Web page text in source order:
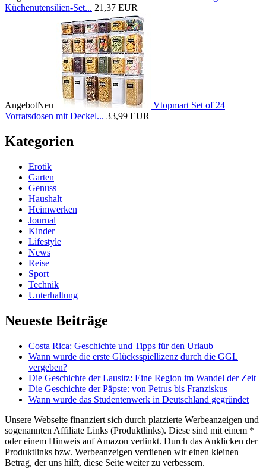
Küchenutensilien-Set... 21,37 EUR
AngebotNeu
Vtopmart Set of 24
Vorratsdosen mit Deckel... 33,99 EUR
Kategorien
Erotik
Garten
Genuss
Haushalt
Heimwerken
Journal
Kinder
Lifestyle
News
Reise
Sport
Technik
Unterhaltung
Neueste Beiträge
Costa Rica: Geschichte und Tipps für den Urlaub
Wann wurde die erste Glücksspiellizenz durch die GGL
vergeben?
Die Geschichte der Lausitz: Eine Region im Wandel der Zeit
Die Geschichte der Päpste: von Petrus bis Franziskus
Wann wurde das Studentenwerk in Deutschland gegründet
Unsere Webseite finanziert sich durch platzierte Werbeanzeigen und
sogenannten Affiliate Links (Produktlinks). Diese sind mit einem *
oder einem Hinweis auf Amazon verlinkt. Durch das Anklicken der
Produktlinks bzw. Werbeanzeigen verdienen wir einen kleinen
Betrag, der uns hilft, diese Seite weiter zu verbessern.